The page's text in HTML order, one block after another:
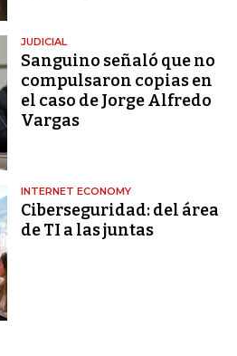
JUDICIAL
Sanguino señaló que no
compulsaron copias en
el caso de Jorge Alfredo
Vargas
INTERNET ECONOMY
Ciberseguridad: del área
de TI a las juntas